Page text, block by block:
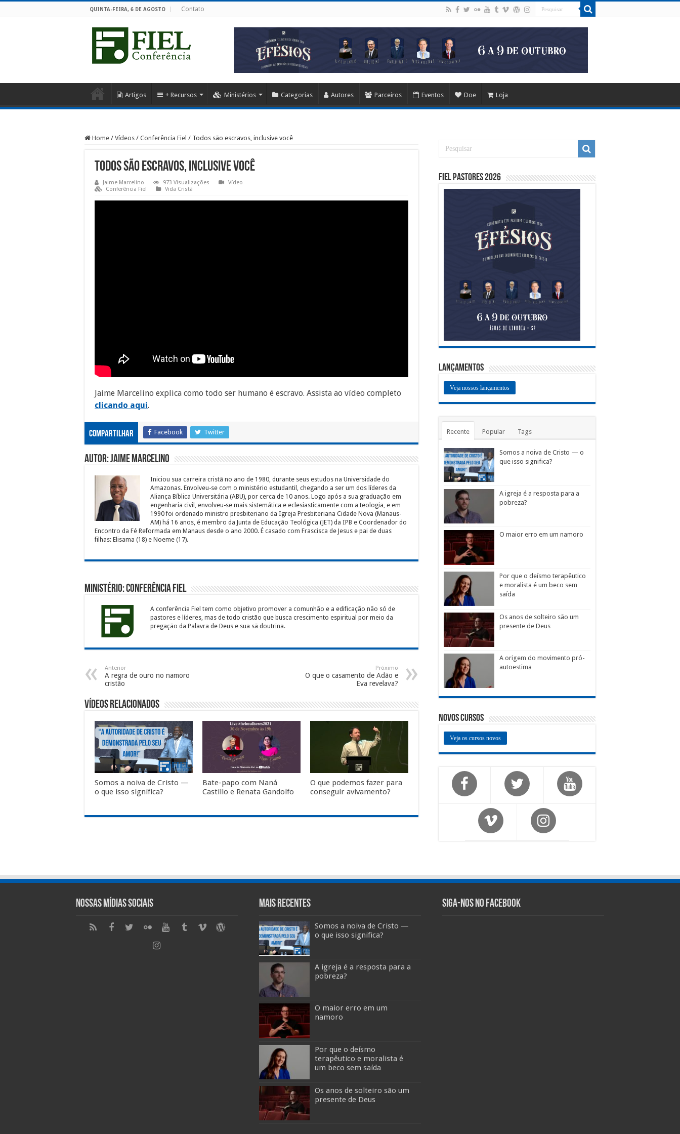
QUINTA-FEIRA, 6 DE AGOSTO Contato
Artigos + Recursos Ministérios Categorias Autores Parceiros Eventos Doe Loja
Home / Vídeos / Conferência Fiel / Todos são escravos, inclusive você
Todos são escravos, inclusive você
Jaime Marcelino 973 Visualizações
Vídeo
Conferência Fiel
Vida Cristã
Jaime Marcelino explica como todo ser humano é escravo. Assista ao vídeo completo
clicando aqui.
Compartilhar Facebook Twitter
Autor: Jaime Marcelino
Iniciou sua carreira cristã no ano de 1980, durante seus estudos na Universidade do
Amazonas. Envolveu-se com o ministério estudantil, chegando a ser um dos líderes da
Aliança Bíblica Universitária (ABU), por cerca de 10 anos. Logo após a sua graduação em
engenharia civil, envolveu-se mais sistemática e eclesiasticamente com a teologia, e em
1990 foi ordenado ministro presbiteriano da Igreja Presbiteriana Cidade Nova (Manaus-
AM) há 16 anos, é membro da Junta de Educação Teológica (JET) da IPB e Coordenador do
Encontro da Fé Reformada em Manaus desde o ano 2000. É casado com Frascisca de Jesus e pai de duas
filhas: Elisama (18) e Noeme (17).
Ministério: Conferência Fiel
A conferência Fiel tem como objetivo promover a comunhão e a edificação não só de
pastores e líderes, mas de todo cristão que busca crescimento espiritual por meio da
pregação da Palavra de Deus e sua sã doutrina.
Anterior
A regra de ouro no namoro
cristão
Próximo
O que o casamento de Adão e
Eva revelava?
Vídeos Relacionados
Somos a noiva de Cristo —
o que isso significa?
Bate-papo com Naná
Castillo e Renata Gandolfo
O que podemos fazer para
conseguir avivamento?
Fiel Pastores 2026
Lançamentos
Veja nossos lançamentos
Recente Popular Tags
Somos a noiva de Cristo — o
que isso significa?
A igreja é a resposta para a
pobreza?
O maior erro em um namoro
Por que o deísmo terapêutico
e moralista é um beco sem
saída
Os anos de solteiro são um
presente de Deus
A origem do movimento pró-
autoestima
Novos Cursos
Veja os cursos novos
Nossas Mídias Sociais Mais Recentes
Somos a noiva de Cristo —
o que isso significa?
A igreja é a resposta para a
pobreza?
O maior erro em um
namoro
Por que o deísmo
terapêutico e moralista é
um beco sem saída
Os anos de solteiro são um
presente de Deus
Siga-nos no Facebook